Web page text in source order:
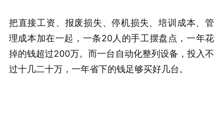
把直接工资、报废损失、停机损失、培训成本、管
理成本加在一起，一条20人的手工摆盘点，一年花
掉的钱超过200万。而一台自动化整列设备，投入不
过十几二十万，一年省下的钱足够买好几台。